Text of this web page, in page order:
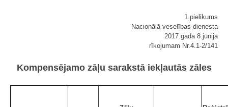
1.pielikums
Nacionālā veselības dienesta
2017.gada 8.jūnija
rīkojumam Nr.4.1-2/141
Kompensējamo zāļu sarakstā iekļautās zāles